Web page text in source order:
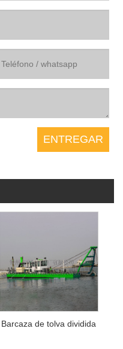
Barcaza de tolva dividida